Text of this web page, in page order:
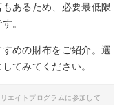
あるため、必要最低限
。
めの財布をご紹介。選
てみてください。
エイトプログラムに参加して